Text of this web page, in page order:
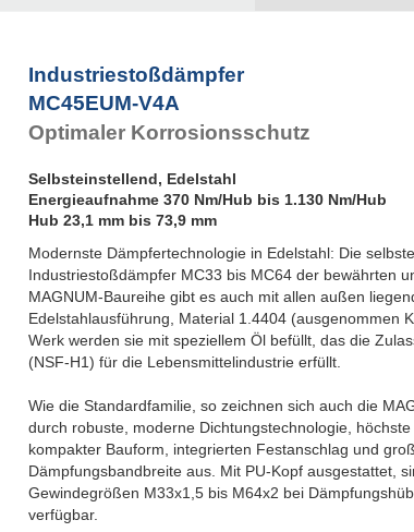
Industriestoßdämpfer
MC45EUM-V4A
Optimaler Korrosionsschutz
Selbsteinstellend, Edelstahl
Energieaufnahme 370 Nm/Hub bis 1.130 Nm/Hub
Hub 23,1 mm bis 73,9 mm
Modernste Dämpfertechnologie in Edelstahl: Die
Industriestoßdämpfer MC33 bis MC64 der bewährten
MAGNUM-Baureihe gibt es auch mit allen außen
Edelstahlausführung, Material 1.4404 (ausgenommen
Werk werden sie mit speziellem Öl befüllt, das die
(NSF-H1) für die Lebensmittelindustrie erfüllt.
Wie die Standardfamilie, so zeichnen sich auch die
durch robuste, moderne Dichtungstechnologie,
kompakter Bauform, integrierten Festanschlag und
Dämpfungsbandbreite aus. Mit PU-Kopf ausgestattet,
Gewindegrößen M33x1,5 bis M64x2 bei
verfügbar.